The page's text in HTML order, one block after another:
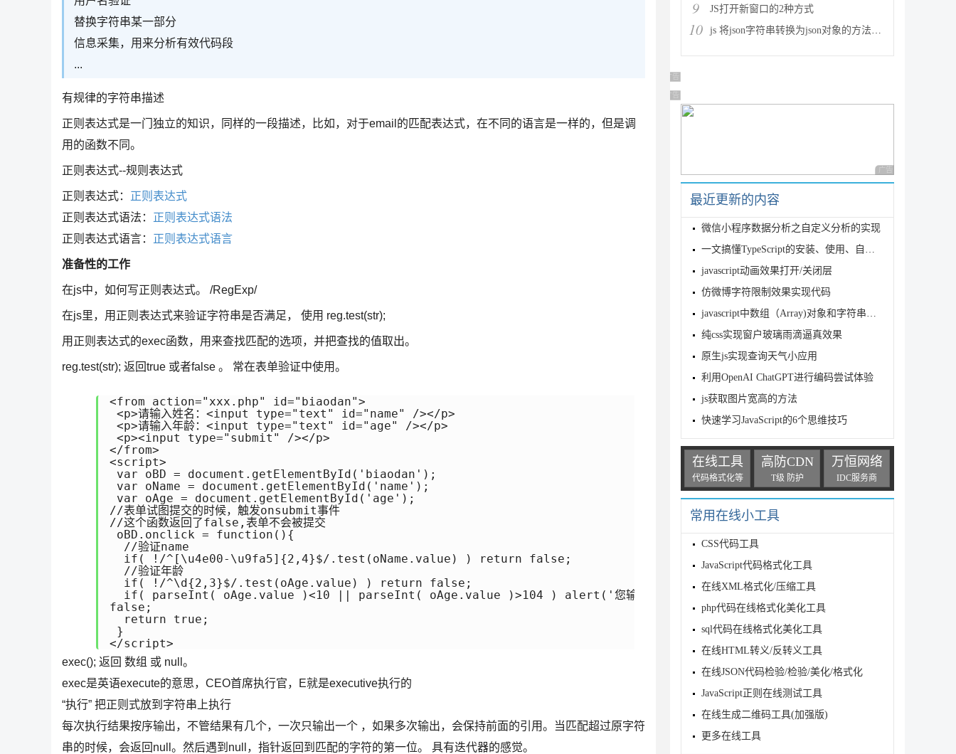
替换字符串某一部分
信息采集，用来分析有效代码段
...
有规律的字符串描述
正则表达式是一门独立的知识，同样的一段描述，比如，对于email的匹配表达式，在不同的语言是一样的，但是调
用的函数不同。
正则表达式--规则表达式
正则表达式： 正则表达式
正则表达式语法： 正则表达式语法
正则表达式语言： 正则表达式语言
准备性的工作
在js中，如何写正则表达式。 /RegExp/
在js里，用正则表达式来验证字符串是否满足， 使用 reg.test(str);
用正则表达式的exec函数，用来查找匹配的选项，并把查找的值取出。
reg.test(str); 返回true 或者false 。 常在表单验证中使用。
<from action="xxx.php" id="biaodan">
<p>请输入姓名：<input type="text" id="name" /></p>
<p>请输入年龄：<input type="text" id="age" /></p>
<p><input type="submit" /></p>
</from>
<script>
var oBD = document.getElementById('biaodan');
var oName = document.getElementById('name');
var oAge = document.getElementById('age');
//表单试图提交的时候，触发onsubmit事件
//这个函数返回了false,表单不会被提交
oBD.onclick = function(){
  //验证name
  if( !/^[\u4e00-\u9fa5]{2,4}$/.test(oName.value) ) return false;
  //验证年龄
  if( !/^\d{2,3}$/.test(oAge.value) ) return false;
  if( parseInt( oAge.value )<10 || parseInt( oAge.value )>104 ) alert('您输入的年龄不在范围') return
false;
  return true;
}
exec(); 返回 数组 或 null。
exec是英语execute的意思，CEO首席执行官，E就是executive执行的
“执行” 把正则式放到字符串上执行
每次执行结果按序输出，不管结果有几个，一次只输出一个 ，如果多次输出，会保持前面的引用。当匹配超过原字符
串的时候，会返回null。然后遇到null，指针返回到匹配的字符的第一位。 具有迭代器的感觉。
9 JS打开新窗口的2种方式
10 js 将json字符串转换为json对象的方法解析
广告 商业广告，理性选择
广告 商业广告，理性选择
广告 商业广告，理性
最近更新的内容
微信小程序数据分析之自定义分析的实现
一文搞懂TypeScript的安装、使用、自动编译的教程
javascript动画效果打开/关闭层
仿微博字符限制效果实现代码
javascript中数组（Array)对象和字符串（String)对象的常
纯css实现窗户玻璃雨滴逼真效果
原生js实现查询天气小应用
利用OpenAI ChatGPT进行编码尝试体验
js获取图片宽高的方法
快速学习JavaScript的6个思维技巧
在线工具
代码格式化等
高防CDN
T级 防护
万恒网络
IDC服务商
常用在线小工具
CSS代码工具
JavaScript代码格式化工具
在线XML格式化/压缩工具
php代码在线格式化美化工具
sql代码在线格式化美化工具
在线HTML转义/反转义工具
在线JSON代码检验/检验/美化/格式化
JavaScript正则在线测试工具
在线生成二维码工具(加强版)
更多在线工具